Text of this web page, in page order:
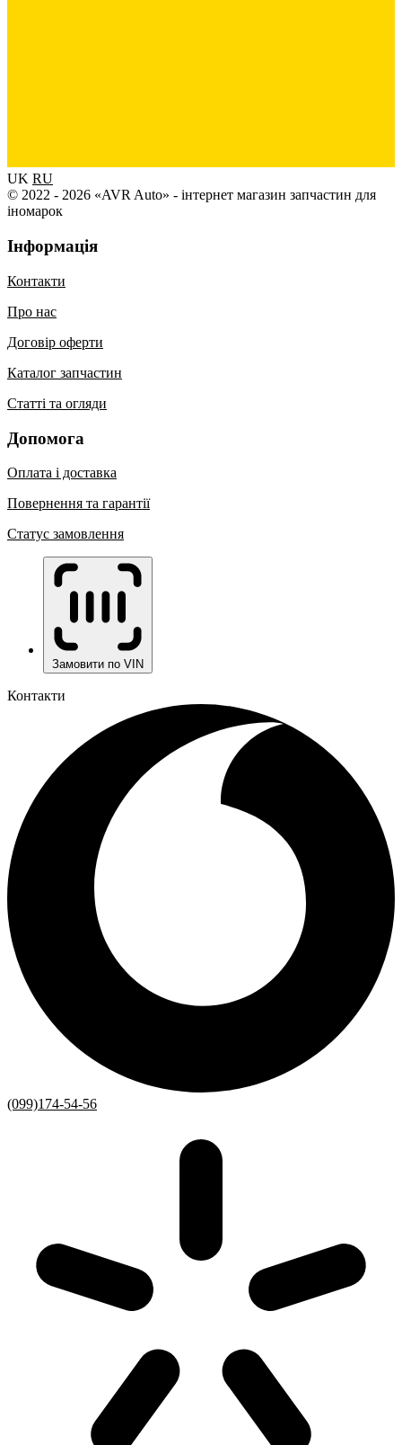
UK RU
© 2022 - 2026 «AVR Auto» - інтернет магазин запчастин для
іномарок
Інформація
Контакти
Про нас
Договір оферти
Каталог запчастин
Статті та огляди
Допомога
Оплата і доставка
Повернення та гарантії
Статус замовлення
Замовити по VIN
Контакти
(099)174-54-56